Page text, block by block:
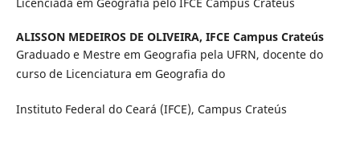
ALISSON MEDEIROS DE OLIVEIRA, IFCE Campus Crateús
Graduado e Mestre em Geografia pela UFRN, docente do
curso de Licenciatura em Geografia do
Instituto Federal do Ceará (IFCE), Campus Crateús